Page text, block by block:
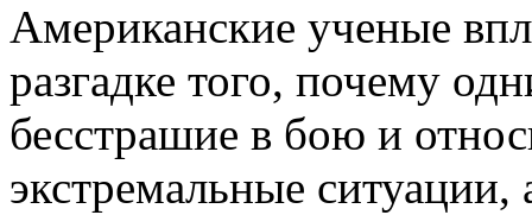
Американские ученые
разгадке того, почему
бесстрашие в бою и
экстремальные ситуации,